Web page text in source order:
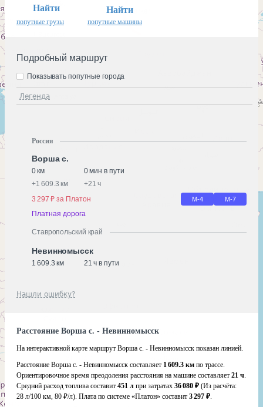
Найти
попутные грузы
Найти
попутные машины
Подробный маршрут
Легенда
Показывать попутные города
Россия
Ворша с.
0 км
0 мин в пути
+1 609.3 км +21 ч
3 297 ₽ за Платон
М-4 М-7
Платная дорога
Ставропольский край
Невинномысск
1 609.3 км 21 ч в пути
Нашли ошибку?
Расстояние Ворша с. - Невинномысск
На интерактивной карте маршрут Ворша с. - Невинномысск показан линией.
Расстояние Ворша с. - Невинномысск составляет 1 609.3 км по трассе.
Ориентировочное время преодоления расстояния на машине составляет 21 ч.
Средний расход топлива составит 451 л при затратах 36 080 ₽ (Из расчёта:
28 л/100 км, 80 ₽/л). Плата по системе «Платон» составит 3 297 ₽.